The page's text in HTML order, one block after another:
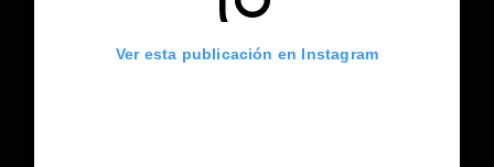
Ver esta publicación en Instagram